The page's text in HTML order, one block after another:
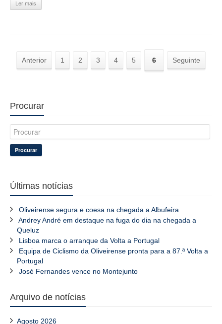
Ler mais
Anterior 1 2 3 4 5 6 Seguinte
Procurar
Procurar
Últimas notícias
Oliveirense segura e coesa na chegada a Albufeira
Andrey André em destaque na fuga do dia na chegada a
Queluz
Lisboa marca o arranque da Volta a Portugal
Equipa de Ciclismo da Oliveirense pronta para a 87.ª Volta a
Portugal
José Fernandes vence no Montejunto
Arquivo de notícias
Agosto 2026